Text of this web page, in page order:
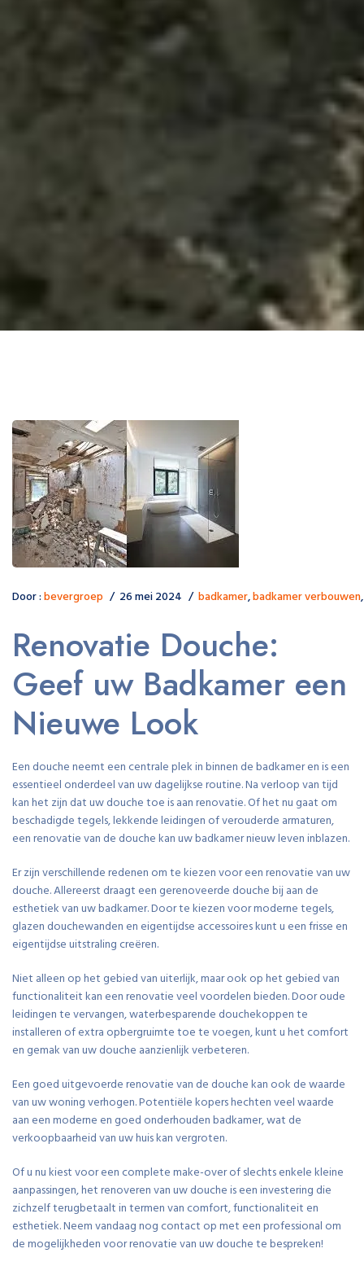
Door :bevergroep 26 mei 2024 badkamer,badkamer verbouwen
Renovatie Douche:
Geef uw Badkamer een
Nieuwe Look
Een douche neemt een centrale plek in binnen de badkamer en is een
essentieel onderdeel van uw dagelijkse routine. Na verloop van tijd
kan het zijn dat uw douche toe is aan renovatie. Of het nu gaat om
beschadigde tegels, lekkende leidingen of verouderde armaturen,
een renovatie van de douche kan uw badkamer nieuw leven inblazen.
Er zijn verschillende redenen om te kiezen voor een renovatie van uw
douche. Allereerst draagt een gerenoveerde douche bij aan de
esthetiek van uw badkamer. Door te kiezen voor moderne tegels,
glazen douchewanden en eigentijdse accessoires kunt u een frisse en
eigentijdse uitstraling creëren.
Niet alleen op het gebied van uiterlijk, maar ook op het gebied van
functionaliteit kan een renovatie veel voordelen bieden. Door oude
leidingen te vervangen, waterbesparende douchekoppen te
installeren of extra opbergruimte toe te voegen, kunt u het comfort
en gemak van uw douche aanzienlijk verbeteren.
Een goed uitgevoerde renovatie van de douche kan ook de waarde
van uw woning verhogen. Potentiële kopers hechten veel waarde
aan een moderne en goed onderhouden badkamer, wat de
verkoopbaarheid van uw huis kan vergroten.
Of u nu kiest voor een complete make-over of slechts enkele kleine
aanpassingen, het renoveren van uw douche is een investering die
zichzelf terugbetaalt in termen van comfort, functionaliteit en
esthetiek. Neem vandaag nog contact op met een professional om
de mogelijkheden voor renovatie van uw douche te bespreken!